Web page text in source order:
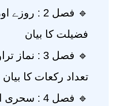
🔹 فصل 2 :
فضیلت کا بیان
🔹 فصل 3 :
تعداد رکعات کا بیان
🔹 فصل 4 :